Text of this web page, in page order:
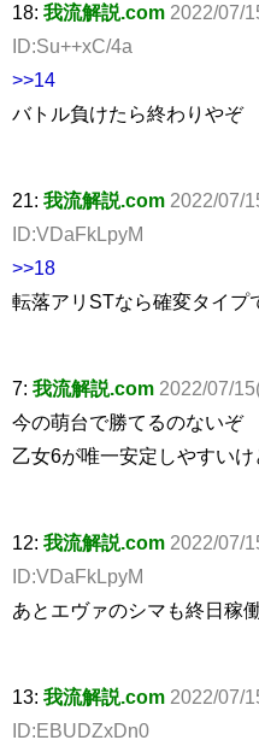
18: 我流解説.com 2022/07/
ID:Su++xC/4a
>>14
バトル負けたら終わりやぞ
21: 我流解説.com 2022/07/
ID:VDaFkLpyM
>>18
転落アリSTなら確変タイプ
7: 我流解説.com 2022/07/
今の萌台で勝てるのないぞ
乙女6が唯一安定しやすい
12: 我流解説.com 2022/07/
ID:VDaFkLpyM
あとエヴァのシマも終日稼
13: 我流解説.com 2022/07/
ID:EBUDZxDn0